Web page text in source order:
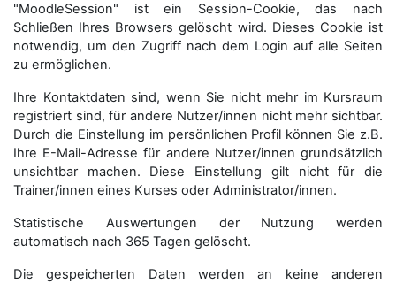
"MoodleSession" ist ein Session-Cookie, das nach
Schließen Ihres Browsers gelöscht wird. Dieses Cookie ist
notwendig, um den Zugriff nach dem Login auf alle Seiten
zu ermöglichen.
Ihre Kontaktdaten sind, wenn Sie nicht mehr im Kursraum
registriert sind, für andere Nutzer/innen nicht mehr sichtbar.
Durch die Einstellung im persönlichen Profil können Sie z.B.
Ihre E-Mail-Adresse für andere Nutzer/innen grundsätzlich
unsichtbar machen. Diese Einstellung gilt nicht für die
Trainer/innen eines Kurses oder Administrator/innen.
Statistische Auswertungen der Nutzung werden
automatisch nach 365 Tagen gelöscht.
Die gespeicherten Daten werden an keine anderen